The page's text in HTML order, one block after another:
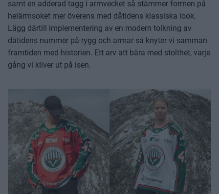
samt en adderad tagg i armvecket så stämmer formen på
helärmsoket mer överens med dåtidens klassiska look.
Lägg därtill implementering av en modern tolkning av
dåtidens nummer på rygg och armar så knyter vi samman
framtiden med historien. Ett arv att bära med stolthet, varje
gång vi kliver ut på isen.